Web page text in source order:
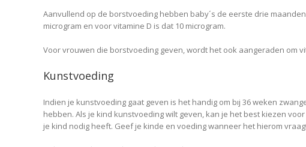
Aanvullend op de borstvoeding hebben baby´s de eerste drie
microgram en voor vitamine D is dat 10 microgram.
Voor vrouwen die borstvoeding geven, wordt het ook aangeraden om
Kunstvoeding
Indien je kunstvoeding gaat geven is het handig om bıj 36 weken
hebben. Als je kind kunstvoeding wilt geven, kan je het best kiezen
je kind nodig heeft. Geef je kinde en voeding wanneer het hierom